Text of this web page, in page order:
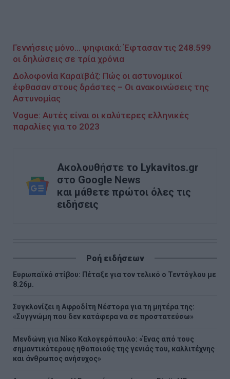
Γεννήσεις μόνο... ψηφιακά: Έφτασαν τις 248.599
οι δηλώσεις σε τρία χρόνια
Δολοφονία Καραϊβάζ: Πώς οι αστυνομικοί
έφθασαν στους δράστες – Οι ανακοινώσεις της
Αστυνομίας
Vogue: Αυτές είναι οι καλύτερες ελληνικές
παραλίες για το 2023
Ακολουθήστε το Lykavitos.gr
στο Google News
και μάθετε πρώτοι όλες τις
ειδήσεις
Ροή ειδήσεων
Ευρωπαϊκό στίβου: Πέταξε για τον τελικό ο Τεντόγλου με
8.26μ.
Συγκλονίζει η Αφροδίτη Νέστορα για τη μητέρα της:
«Συγγνώμη που δεν κατάφερα να σε προστατεύσω»
Μενδώνη για Νίκο Καλογερόπουλο: «Ένας από τους
σημαντικότερους ηθοποιούς της γενιάς του, καλλιτέχνης
και άνθρωπος ανήσυχος»